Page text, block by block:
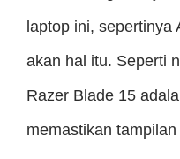
laptop ini, sepertinya
akan hal itu. Seperti
Razer Blade 15
memastikan